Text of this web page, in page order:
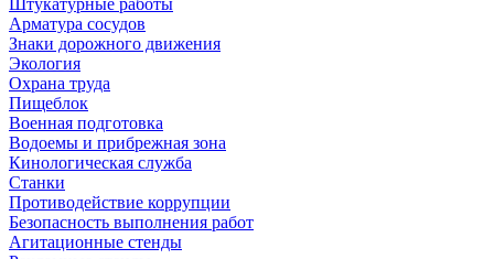
Штукатурные работы
Арматура сосудов
Знаки дорожного движения
Экология
Охрана труда
Пищеблок
Военная подготовка
Водоемы и прибрежная зона
Кинологическая служба
Станки
Противодействие коррупции
Безопасность выполнения работ
Агитационные стенды